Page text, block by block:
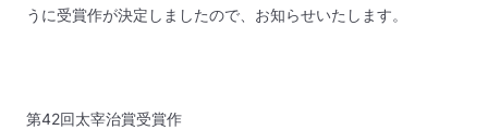
うに受賞作が決定しましたので、お知らせいたします。
第42回太宰治賞受賞作